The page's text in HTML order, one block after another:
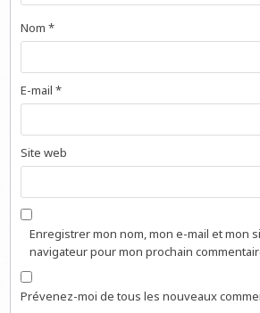
Nom*
E-mail*
Site web
Enregistrer mon nom, mon e-mail et mon
navigateur pour mon prochain
Prévenez-moi de tous les nouveaux